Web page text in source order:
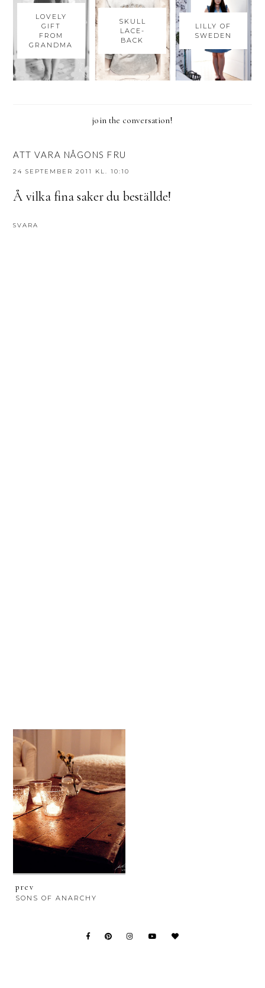
LOVELY
GIFT
FROM
GRANDMA
SKULL
LACE-
BACK
LILLY OF
SWEDEN
join the conversation!
ATT VARA NÅGONS FRU
24 SEPTEMBER 2011 KL. 10:10
Å vilka fina saker du beställde!
SVARA
prev
SONS OF ANARCHY